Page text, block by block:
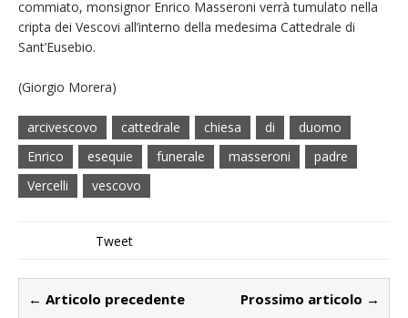
commiato, monsignor Enrico Masseroni verrà tumulato nella
cripta dei Vescovi all’interno della medesima Cattedrale di
Sant’Eusebio.
(Giorgio Morera)
arcivescovo cattedrale chiesa di
duomo
Enrico
esequie funerale masseroni
padre
Vercelli
vescovo
Tweet
← Articolo precedente Prossimo articolo →